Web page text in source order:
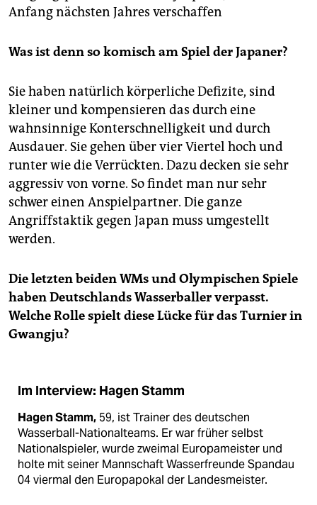
Anfang nächsten Jahres verschaffen
Was ist denn so komisch am Spiel der Japaner?
Sie haben natürlich körperliche Defizite, sind
kleiner und kompensieren das durch eine
wahnsinnige Konterschnelligkeit und durch
Ausdauer. Sie gehen über vier Viertel hoch und
runter wie die Verrückten. Dazu decken sie sehr
aggressiv von vorne. So findet man nur sehr
schwer einen Anspielpartner. Die ganze
Angriffstaktik gegen Japan muss umgestellt
werden.
Die letzten beiden WMs und Olympischen Spiele
haben Deutschlands Wasserballer verpasst.
Welche Rolle spielt diese Lücke für das Turnier in
Gwangju?
Im Interview: Hagen Stamm
Hagen Stamm, 59, ist Trainer des deutschen
Wasserball-Nationalteams. Er war früher selbst
Nationalspieler, wurde zweimal Europameister und
holte mit seiner Mannschaft Wasserfreunde Spandau
04 viermal den Europapokal der Landesmeister.